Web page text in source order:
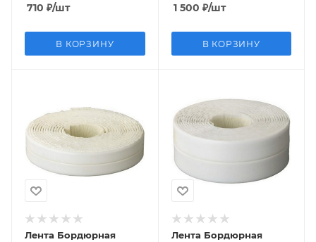
710 ₽/шт
В КОРЗИНУ
1 500 ₽/шт
В КОРЗИНУ
Лента Бордюрная
Лента Бордюрная